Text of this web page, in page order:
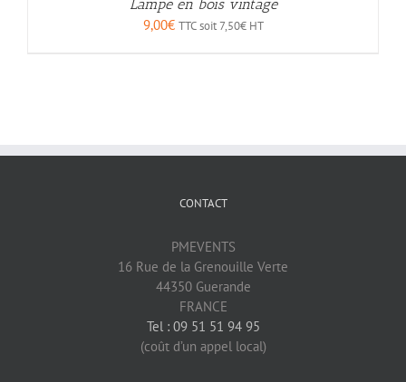
Lampe en bois vintage
9,00€ TTC soit7,50€HT
CONTACT
PMEVENTS
16 Rue de la Grenouille Verte
44350 Guerande
FRANCE
Tel : 09 51 51 94 95
(coût d’un appel local)